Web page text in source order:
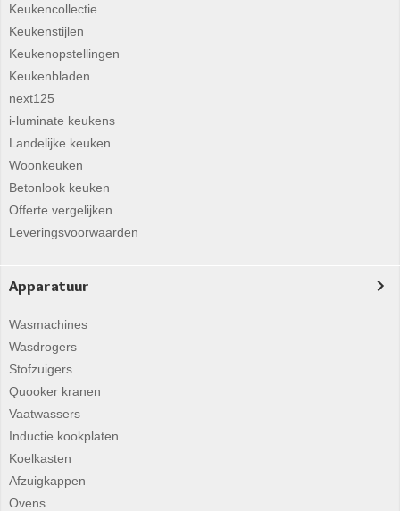
Keukencollectie
Keukenstijlen
Keukenopstellingen
Keukenbladen
next125
i-luminate keukens
Landelijke keuken
Woonkeuken
Betonlook keuken
Offerte vergelijken
Leveringsvoorwaarden
Apparatuur
Wasmachines
Wasdrogers
Stofzuigers
Quooker kranen
Vaatwassers
Inductie kookplaten
Koelkasten
Afzuigkappen
Ovens